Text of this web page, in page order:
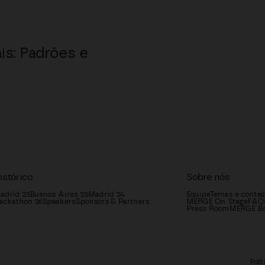
Padrões e
'25Buenos Aires '25Madrid '24
'26 SpeakersSponsors & Partners
Sobre nós
EquipeTemas e
MERGE On Stage
Press Room MERGE